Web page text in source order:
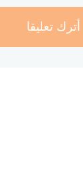
أترك تعليقا